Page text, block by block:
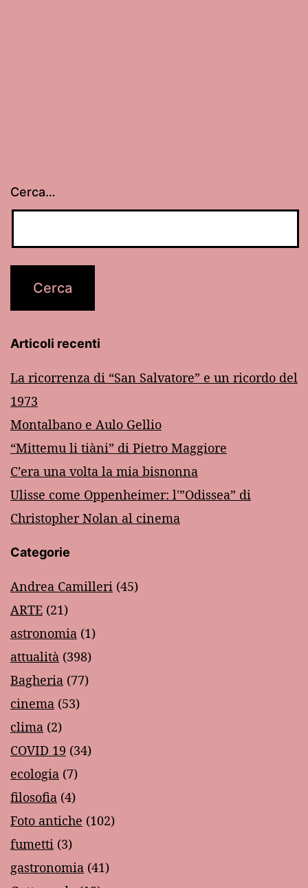
Cerca…
Articoli recenti
La ricorrenza di “San Salvatore” e un ricordo del
1973
Montalbano e Aulo Gellio
“Mittemu li tiàni” di Pietro Maggiore
C’era una volta la mia bisnonna
Ulisse come Oppenheimer: l'”Odissea” di
Christopher Nolan al cinema
Categorie
Andrea Camilleri (45)
ARTE (21)
astronomia (1)
attualità (398)
Bagheria (77)
cinema (53)
clima (2)
COVID 19 (34)
ecologia (7)
filosofia (4)
Foto antiche (102)
fumetti (3)
gastronomia (41)